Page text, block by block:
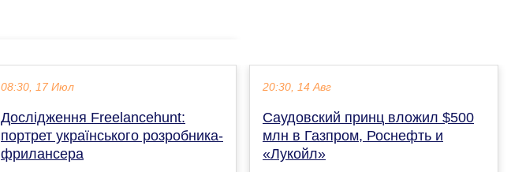
08:30, 17 Июл
Дослідження Freelancehunt:
портрет українського розробника-
фрилансера
20:30, 14 Авг
Саудовский принц вложил $500
млн в Газпром, Роснефть и
«Лукойл»